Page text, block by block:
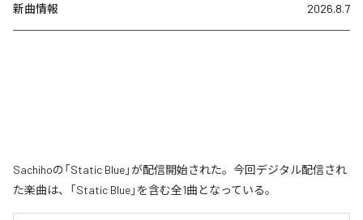
新曲情報 2026.8.7
Sachihoの「Static Blue」が配信開始された。今回デジタル配信され
た楽曲は、「Static Blue」を含む全1曲となっている。